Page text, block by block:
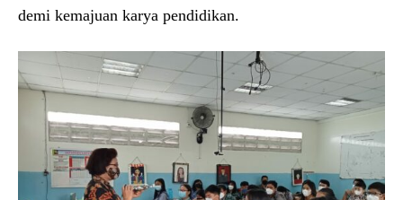
demi kemajuan karya pendidikan.